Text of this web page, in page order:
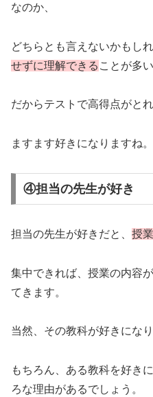
なのか、
どちらとも言えないかもし
せずに理解できる ことが多
だからテストで高得点がとれ
ますます好きになりますね。
④担当の先生が好き
担当の先生が好きだと、 授
集中できれば、授業の内容
てきます。
当然、その教科が好きになり
もちろん、ある教科を好き
ろな理由があるでしょう。